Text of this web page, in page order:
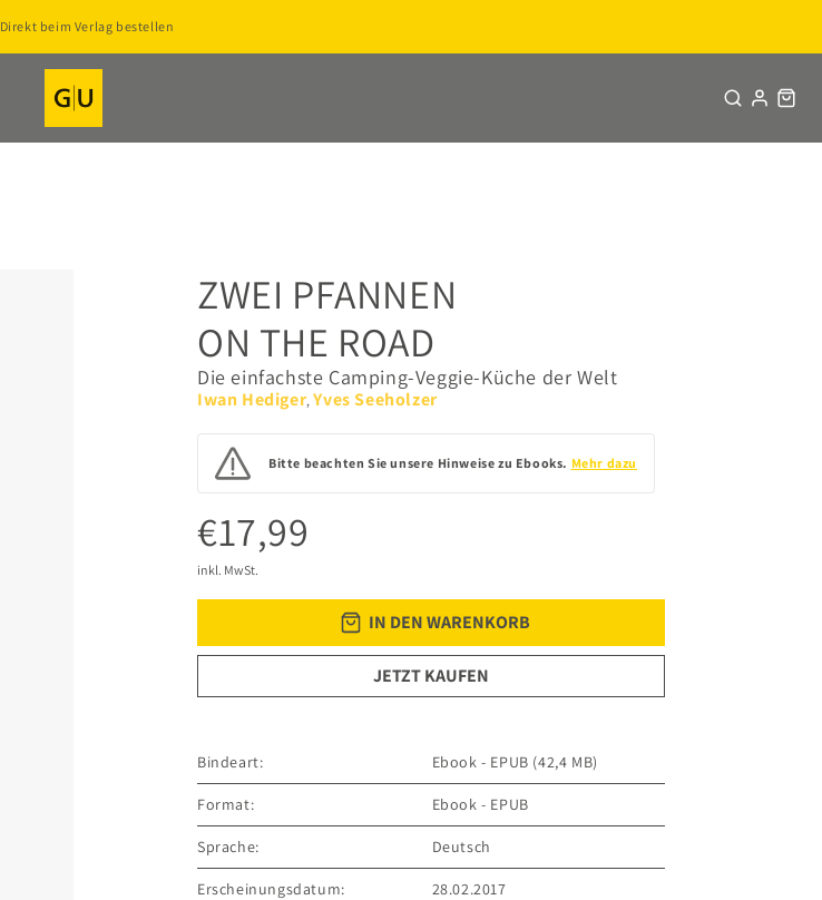
Direkt beim Verlag bestellen
ZWEI PFANNEN
ON THE ROAD
Die einfachste Camping-Veggie-Küche der Welt
Iwan Hediger,Yves Seeholzer
Bitte beachten Sie unsere Hinweise zu Ebooks. Mehr dazu
€17,99
inkl. MwSt.
IN DEN WARENKORB
JETZT KAUFEN
Bindeart: Ebook - EPUB (42,4 MB)
Format: Ebook - EPUB
Sprache: Deutsch
Erscheinungsdatum: 28.02.2017